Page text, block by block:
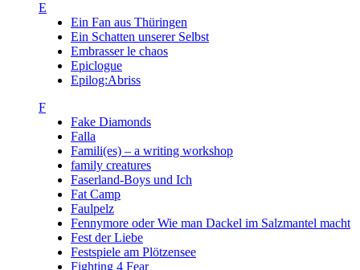
E
Ein Fan aus Thüringen
Ein Schatten unserer Selbst
Embrasser le chaos
Epiclogue
Epilog:Abriss
F
Fake Diamonds
Falla
Famili(es) – a writing workshop
family creatures
Faserland-Boys und Ich
Fat Camp
Faulpelz
Fennymore oder Wie man Dackel im Salzmantel macht
Fest der Liebe
Festspiele am Plötzensee
Fighting 4 Fear